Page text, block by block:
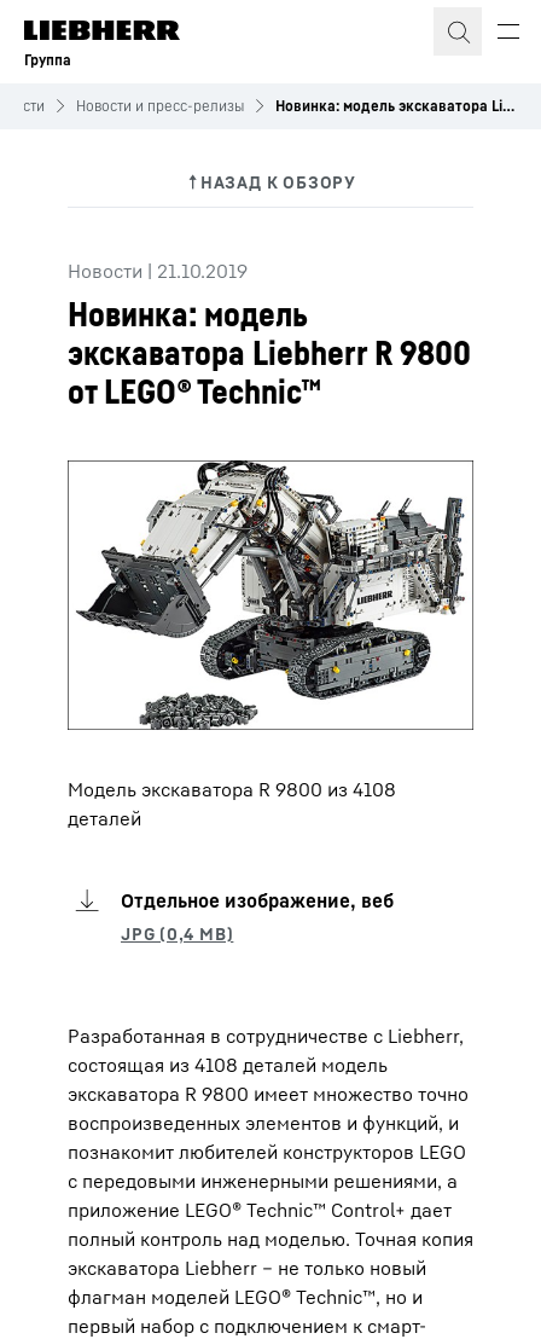
Группа
Новости и пресс-релизы Новинка: модель экскаватора Liebherr R 9800 от LEGO® Technic™
Новости | 21.10.2019
Новинка: модель
экскаватора Liebherr R 9800
от LEGO® Technic™
Модель экскаватора R 9800 из 4108
деталей
Отдельное изображение, веб
Разработанная в сотрудничестве с Liebherr,
состоящая из 4108 деталей модель
экскаватора R 9800 имеет множество точно
воспроизведенных элементов и функций, и
познакомит любителей конструкторов LEGO
с передовыми инженерными решениями, а
приложение LEGO® Technic™ Control+ дает
полный контроль над моделью. Точная копия
экскаватора Liebherr – не только новый
флагман моделей LEGO® Technic™, но и
первый набор с подключением к смарт-